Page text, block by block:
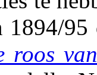
95
roos